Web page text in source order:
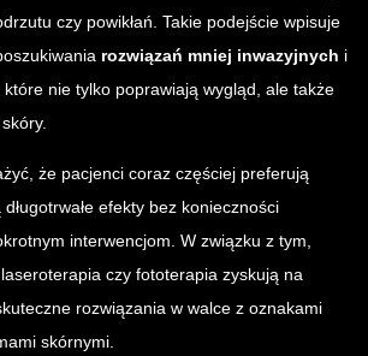
czy powikłań. Takie podejście wpisuje
rozwiązań mniej inwazyjnych i
nie tylko poprawiają wygląd, ale także
że pacjenci coraz częściej preferują
efekty bez konieczności
interwencjom. W związku z tym,
czy fototerapia zyskują na
rozwiązania w walce z oznakami
skórnymi.